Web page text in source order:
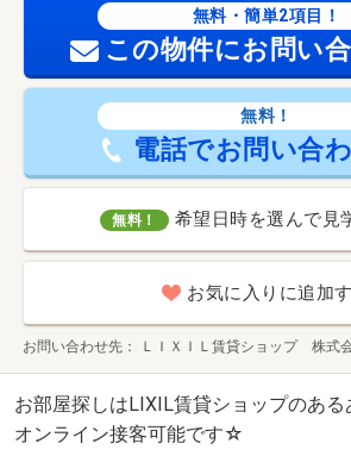
無料・簡単2項目！
この物件にお問い
無料！
電話でお問い合
無料！ 希望日時を選んで見
お気に入りに追加
お問い合わせ先 ＬＩＸＩＬ賃貸ショップ 株式
お部屋探しはLIXIL賃貸ショップのある
オンライン接客可能です☆